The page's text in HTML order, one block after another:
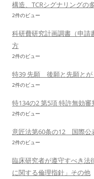
構造、TCRシグナリングの
2件のビュー
科研費研究計画調書（申請
方
2件のビュー
特39 先願 後願と先願とが
2件のビュー
特134の2 第5項 特許無効
2件のビュー
意匠法第60条の12 国際公
2件のビュー
臨床研究者が遵守すべき法
に関する倫理指針」その他